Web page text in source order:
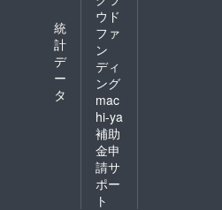
統
計
デ
ー
タ
ウド
ファ
ン
ディ
ング
mac
hi-ya
補助
金申
請サ
ポー
ト